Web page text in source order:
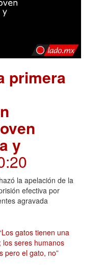
primera
y
la apelación de la
efectiva por
agravada